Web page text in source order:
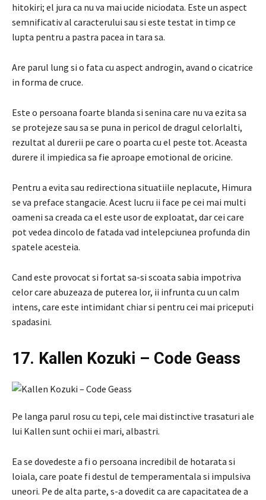
hitokiri; el jura ca nu va mai ucide niciodata. Este un aspect
semnificativ al caracterului sau si este testat in timp ce
lupta pentru a pastra pacea in tara sa.
Are parul lung si o fata cu aspect androgin, avand o cicatrice
in forma de cruce.
Este o persoana foarte blanda si senina care nu va ezita sa
se protejeze sau sa se puna in pericol de dragul celorlalti,
rezultat al durerii pe care o poarta cu el peste tot. Aceasta
durere il impiedica sa fie aproape emotional de oricine.
Pentru a evita sau redirectiona situatiile neplacute, Himura
se va preface stangacie. Acest lucru ii face pe cei mai multi
oameni sa creada ca el este usor de exploatat, dar cei care
pot vedea dincolo de fatada vad intelepciunea profunda din
spatele acesteia.
Cand este provocat si fortat sa-si scoata sabia impotriva
celor care abuzeaza de puterea lor, ii infrunta cu un calm
intens, care este intimidant chiar si pentru cei mai priceputi
spadasini.
17. Kallen Kozuki – Code Geass
Pe langa parul rosu cu tepi, cele mai distinctive trasaturi ale
lui Kallen sunt ochii ei mari, albastri.
Ea se dovedeste a fi o persoana incredibil de hotarata si
loiala, care poate fi destul de temperamentala si impulsiva
uneori. Pe de alta parte, s-a dovedit ca are capacitatea de a